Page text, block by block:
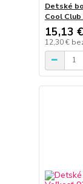
Detské
Cool
15,13 €
12,30 €